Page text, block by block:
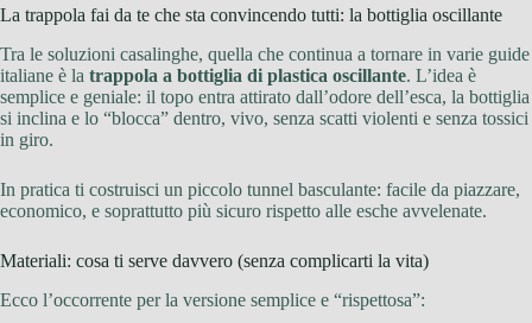
La trappola fai da te che sta convincendo tutti: la bottiglia oscillante
Tra le soluzioni casalinghe, quella che continua a tornare in varie guide
italiane è la trappola a bottiglia di plastica oscillante. L’idea è
semplice e geniale: il topo entra attirato dall’odore dell’esca, la bottiglia
si inclina e lo “blocca” dentro, vivo, senza scatti violenti e senza tossici
in giro.
In pratica ti costruisci un piccolo tunnel basculante: facile da piazzare,
economico, e soprattutto più sicuro rispetto alle esche avvelenate.
Materiali: cosa ti serve davvero (senza complicarti la vita)
Ecco l’occorrente per la versione semplice e “rispettosa”: